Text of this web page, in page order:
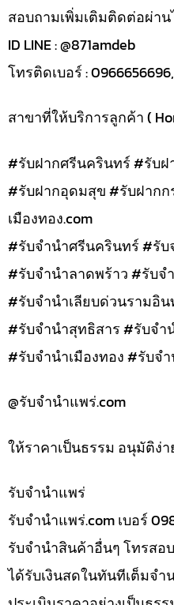
สอบถามเพิ่มเติมติดต่อผ่า
ID LINE : @871amdeb
โทรติดเบอร์ :
สาขาที่ให้บริการลูกค้า (
#รับฝากศรีนครินทร์ #รับ
#รับฝากอุดมสุข #รับฝากก
เมืองทอง.com
#รับจำนำศรีนครินทร์ #รั
#รับจำนำลาดพร้าว #รับจ
#รับจำนำเลียบด่วนรามอิ
#รับจำนำสุทธิสาร #รับจำ
#รับจำนำเมืองทอง #รับจ
@รับจํานําแพร่.com
ให้ราคาเป็นธรรม อนุมัติง่
รับจํานำแพร่
รับจํานําแพร่.com เบอร์
รับจำนำสินค้าอื่นๆ โทรสอ
ได้รับเงินสดในทันทีเต็มจำ